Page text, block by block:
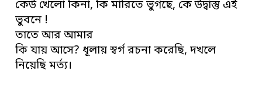
কেউ খেলো কিনা, কি মারিতে ভুগছে, কে উদ্বাস্তু এই
ভুবনে !
তাতে আর আমার
কি যায় আসে? ধূলায় স্বর্গ রচনা করেছি, দখলে
নিয়েছি মর্ত্য।